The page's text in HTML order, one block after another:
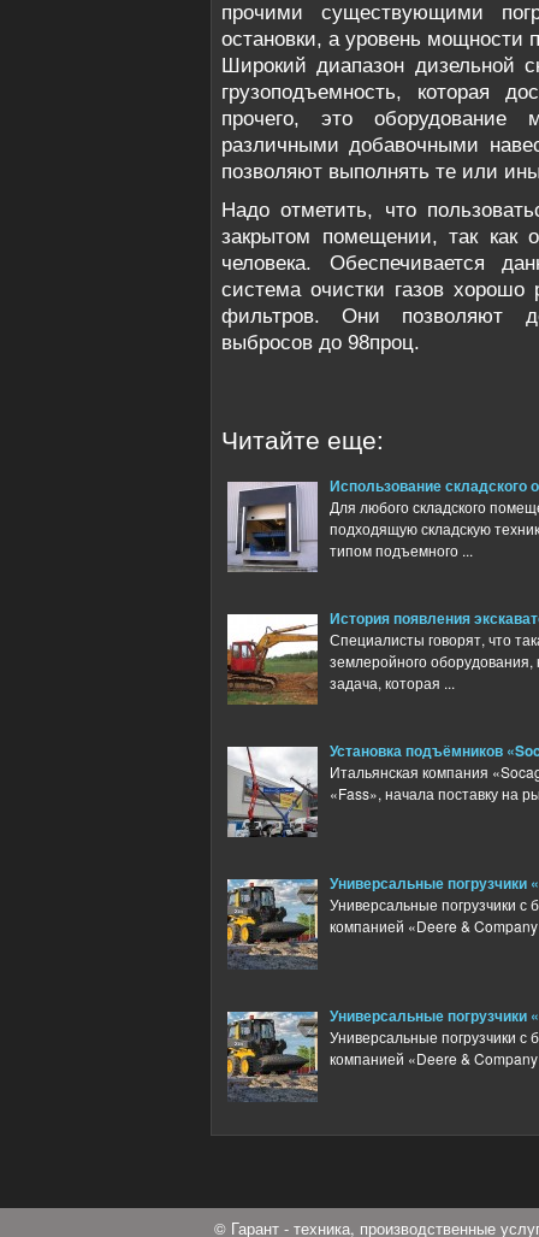
прочими существующими
остановки, а уровень мощности
Широкий диапазон дизельной
грузоподъемность, которая
прочего, это оборудование
различными добавочными
позволяют выполнять те или
Надо отметить, что
закрытом помещении, так как
человека. Обеспечивается
система очистки газов хорошо
фильтров. Они позволяют
выбросов до 98проц.
Читайте еще:
Использование складского
Для любого складского
подходящую складскую
типом подъемного ...
История появления
Специалисты говорят, что
землеройного
задача, которая ...
Установка подъёмников
Итальянская компания
«Fass», начала поставку на
Универсальные погрузчики
Универсальные погрузчики
компанией «Deere &
Универсальные погрузчики
Универсальные погрузчики
компанией «Deere &
© Гарант - техника, производственные